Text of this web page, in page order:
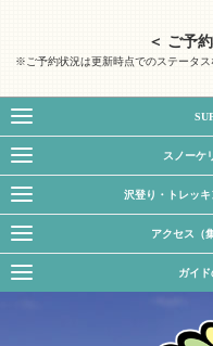
＜ ご予
※ご予約状況は更新時点でのステータス
スノーケ
沢登り・トレッキ
アクセス（
ガイ